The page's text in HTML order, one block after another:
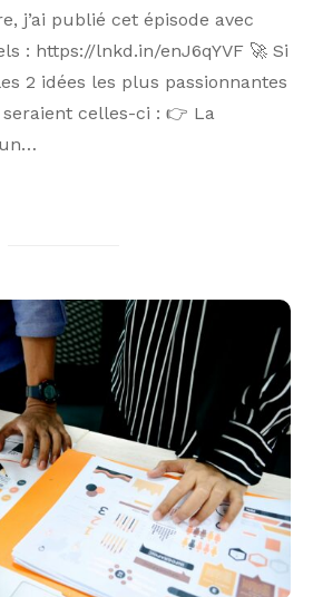
j’ai publié cet épisode avec
: https://lnkd.in/enJ6qYVF 🚀 Si
2 idées les plus passionnantes
celles-ci : 👉 La